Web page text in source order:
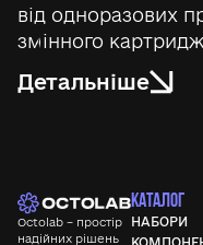
від одноразових
змінного
Детальніше
Octolab – простір
надійних рішень
КАТАЛОГ
НАБОРИ